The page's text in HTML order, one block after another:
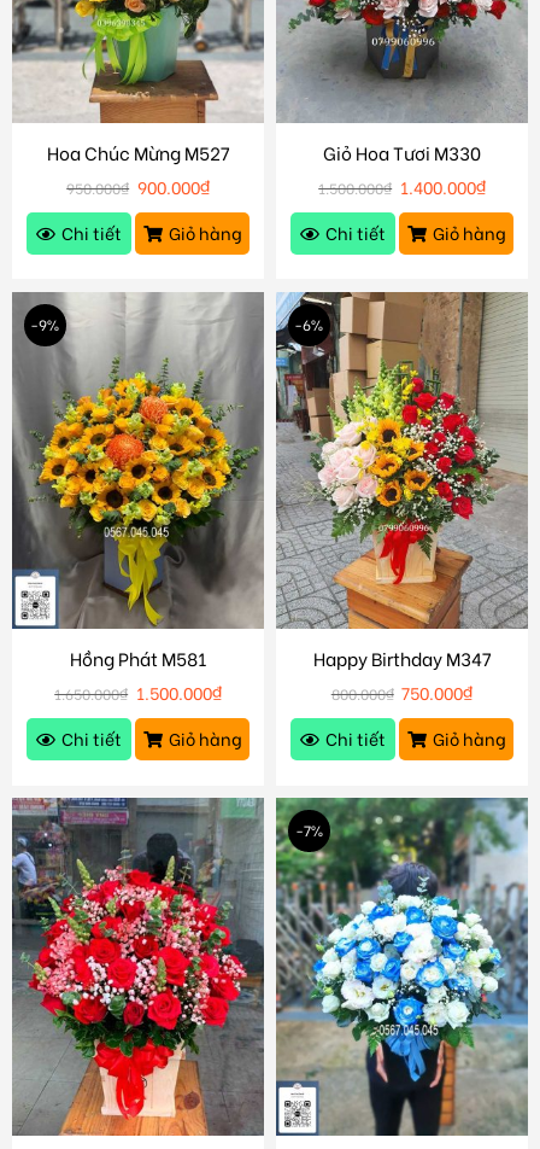
Hoa Chúc Mừng M527
950.000₫ 900.000₫
Chi tiết
Giỏ hàng
Giỏ Hoa Tươi M330
1.500.000₫ 1.400.000₫
Chi tiết
Giỏ hàng
-9%
Hồng Phát M581
1.650.000₫ 1.500.000₫
Chi tiết
Giỏ hàng
-6%
Happy Birthday M347
800.000₫ 750.000₫
Chi tiết
Giỏ hàng
-7%